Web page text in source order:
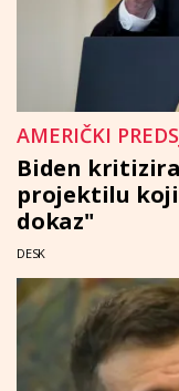
AMERIČKI
Biden
projektilu koji
dokaz"
DESK